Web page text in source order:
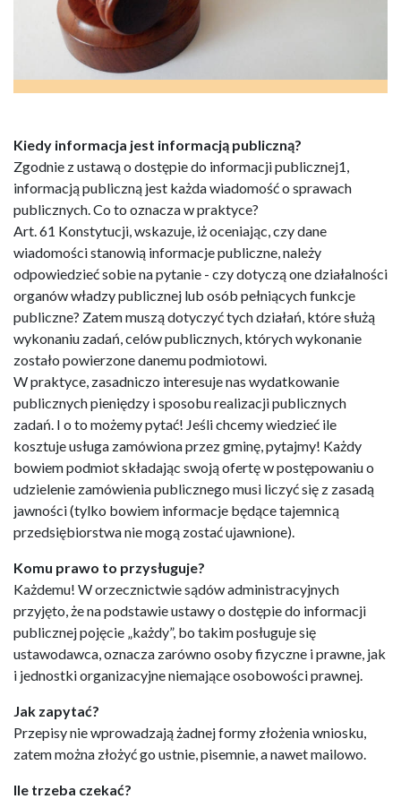
Kiedy informacja jest informacją publiczną?
Zgodnie z ustawą o dostępie do informacji publicznej1,
informacją publiczną jest każda wiadomość o sprawach
publicznych. Co to oznacza w praktyce?
Art. 61 Konstytucji, wskazuje, iż oceniając, czy dane
wiadomości stanowią informacje publiczne, należy
odpowiedzieć sobie na pytanie - czy dotyczą one działalności
organów władzy publicznej lub osób pełniących funkcje
publiczne? Zatem muszą dotyczyć tych działań, które służą
wykonaniu zadań, celów publicznych, których wykonanie
zostało powierzone danemu podmiotowi.
W praktyce, zasadniczo interesuje nas wydatkowanie
publicznych pieniędzy i sposobu realizacji publicznych
zadań. I o to możemy pytać! Jeśli chcemy wiedzieć ile
kosztuje usługa zamówiona przez gminę, pytajmy! Każdy
bowiem podmiot składając swoją ofertę w postępowaniu o
udzielenie zamówienia publicznego musi liczyć się z zasadą
jawności (tylko bowiem informacje będące tajemnicą
przedsiębiorstwa nie mogą zostać ujawnione).
Komu prawo to przysługuje?
Każdemu! W orzecznictwie sądów administracyjnych
przyjęto, że na podstawie ustawy o dostępie do informacji
publicznej pojęcie „każdy”, bo takim posługuje się
ustawodawca, oznacza zarówno osoby fizyczne i prawne, jak
i jednostki organizacyjne niemające osobowości prawnej.
Jak zapytać?
Przepisy nie wprowadzają żadnej formy złożenia wniosku,
zatem można złożyć go ustnie, pisemnie, a nawet mailowo.
Ile trzeba czekać?